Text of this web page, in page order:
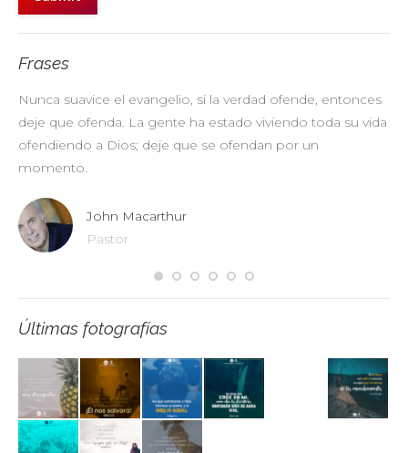
Frases
Nunca suavice el evangelio, si la verdad ofende, entonces
deje que ofenda. La gente ha estado viviendo toda su vida
ofendiendo a Dios; deje que se ofendan por un
momento.
John Macarthur
Pastor
Últimas fotografías